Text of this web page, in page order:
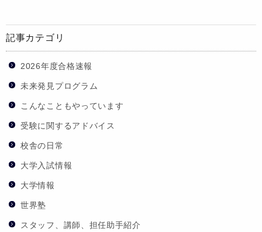
記事カテゴリ
2026年度合格速報
未来発見プログラム
こんなこともやっています
受験に関するアドバイス
校舎の日常
大学入試情報
大学情報
世界塾
スタッフ、講師、担任助手紹介